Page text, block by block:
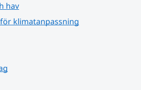
hav
klimatanpassning